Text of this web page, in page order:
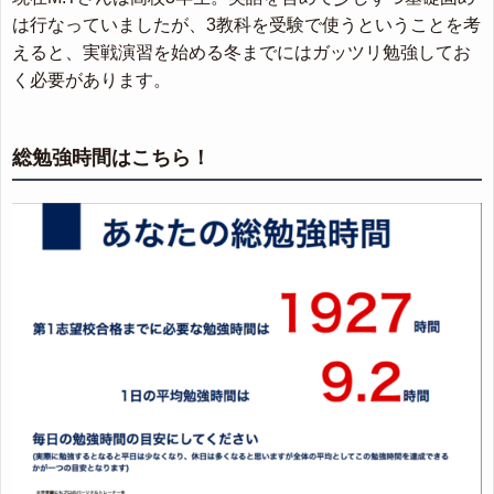
は行なっていましたが、3教科を受験で使うということを考
えると、実戦演習を始める冬までにはガッツリ勉強してお
く必要があります。
総勉強時間はこちら！